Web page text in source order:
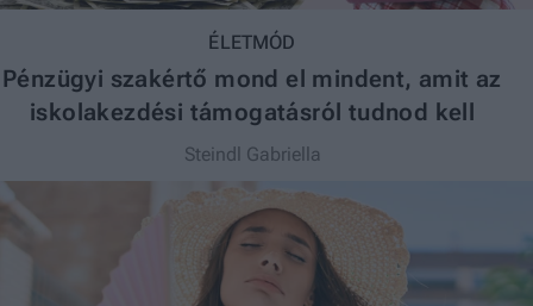
ÉLETMÓD
Pénzügyi szakértő mond el mindent, amit az
iskolakezdési támogatásról tudnod kell
Steindl Gabriella